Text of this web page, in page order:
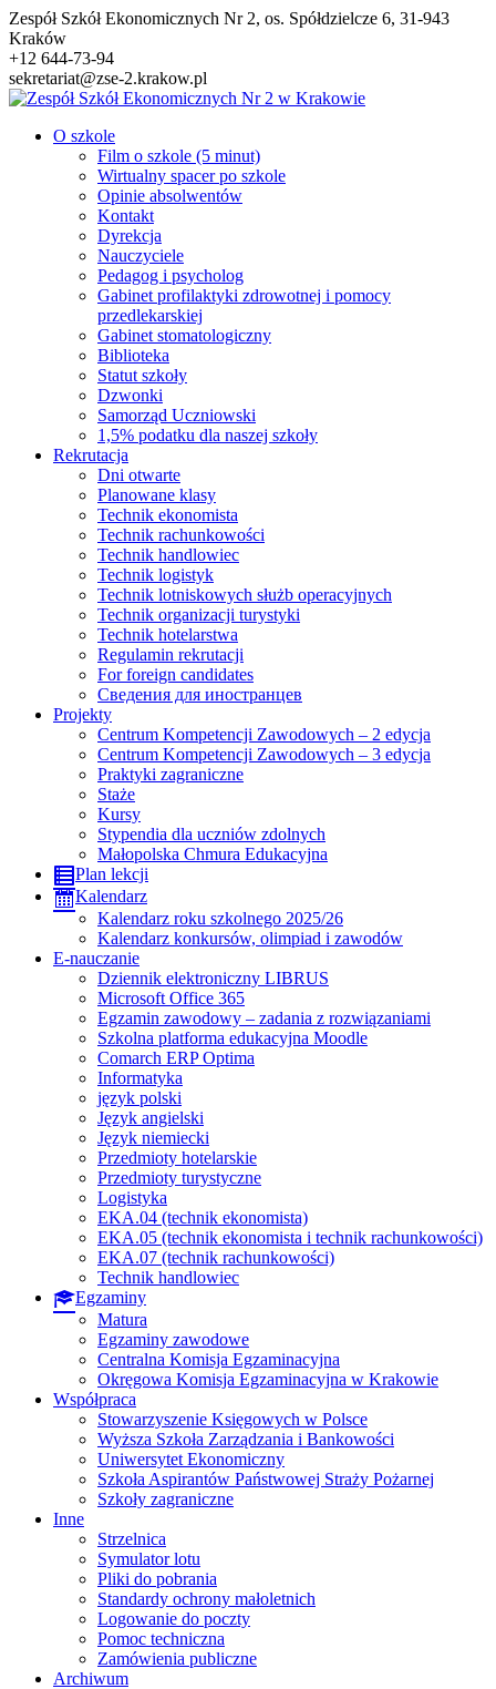
Przejdź
do
treści
Zespół Szkół Ekonomicznych Nr 2, os. Spółdzielcze 6, 31-943
Kraków
+12 644-73-94
sekretariat@zse-2.krakow.pl
O szkole
Film o szkole (5 minut)
Wirtualny spacer po szkole
Opinie absolwentów
Kontakt
Dyrekcja
Nauczyciele
Pedagog i psycholog
Gabinet profilaktyki zdrowotnej i pomocy
przedlekarskiej
Gabinet stomatologiczny
Biblioteka
Statut szkoły
Dzwonki
Samorząd Uczniowski
1,5% podatku dla naszej szkoły
Rekrutacja
Dni otwarte
Planowane klasy
Technik ekonomista
Technik rachunkowości
Technik handlowiec
Technik logistyk
Technik lotniskowych służb operacyjnych
Technik organizacji turystyki
Technik hotelarstwa
Regulamin rekrutacji
For foreign candidates
Сведения для иностранцев
Projekty
Centrum Kompetencji Zawodowych – 2 edycja
Centrum Kompetencji Zawodowych – 3 edycja
Praktyki zagraniczne
Staże
Kursy
Stypendia dla uczniów zdolnych
Małopolska Chmura Edukacyjna
Plan lekcji
Kalendarz
Kalendarz roku szkolnego 2025/26
Kalendarz konkursów, olimpiad i zawodów
E-nauczanie
Dziennik elektroniczny LIBRUS
Microsoft Office 365
Egzamin zawodowy – zadania z rozwiązaniami
Szkolna platforma edukacyjna Moodle
Comarch ERP Optima
Informatyka
język polski
Język angielski
Język niemiecki
Przedmioty hotelarskie
Przedmioty turystyczne
Logistyka
EKA.04 (technik ekonomista)
EKA.05 (technik ekonomista i technik rachunkowości)
EKA.07 (technik rachunkowości)
Technik handlowiec
Egzaminy
Matura
Egzaminy zawodowe
Centralna Komisja Egzaminacyjna
Okręgowa Komisja Egzaminacyjna w Krakowie
Współpraca
Stowarzyszenie Księgowych w Polsce
Wyższa Szkoła Zarządzania i Bankowości
Uniwersytet Ekonomiczny
Szkoła Aspirantów Państwowej Straży Pożarnej
Szkoły zagraniczne
Inne
Strzelnica
Symulator lotu
Pliki do pobrania
Standardy ochrony małoletnich
Logowanie do poczty
Pomoc techniczna
Zamówienia publiczne
Archiwum